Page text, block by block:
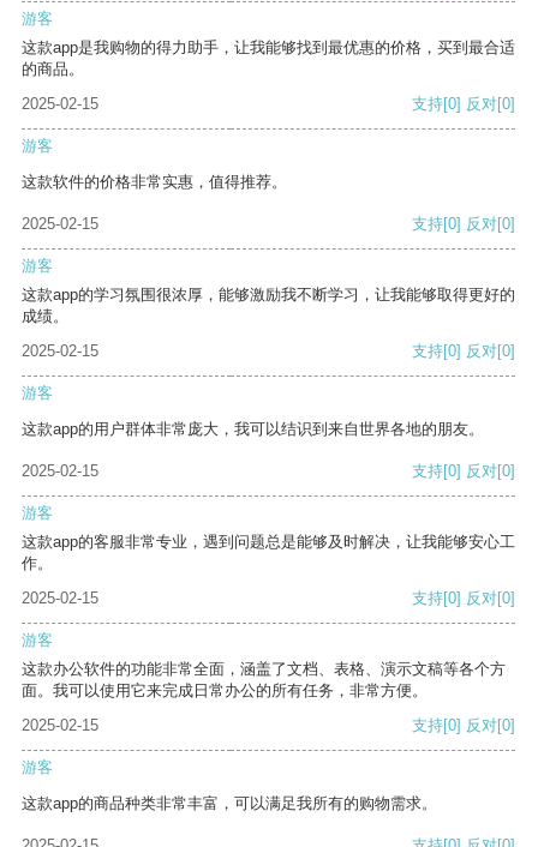
游客
这款app是我购物的得力助手，让我能够找到最优惠的价格，买到最合适
的商品。
2025-02-15
支持[0] 反对[0]
游客
这款软件的价格非常实惠，值得推荐。
2025-02-15 支持[0] 反对[0]
游客
这款app的学习氛围很浓厚，能够激励我不断学习，让我能够取得更好的
成绩。
2025-02-15
支持[0] 反对[0]
游客
这款app的用户群体非常庞大，我可以结识到来自世界各地的朋友。
2025-02-15 支持[0] 反对[0]
游客
这款app的客服非常专业，遇到问题总是能够及时解决，让我能够安心工
作。
2025-02-15
支持[0] 反对[0]
游客
这款办公软件的功能非常全面，涵盖了文档、表格、演示文稿等各个方
面。我可以使用它来完成日常办公的所有任务，非常方便。
2025-02-15
支持[0] 反对[0]
游客
这款app的商品种类非常丰富，可以满足我所有的购物需求。